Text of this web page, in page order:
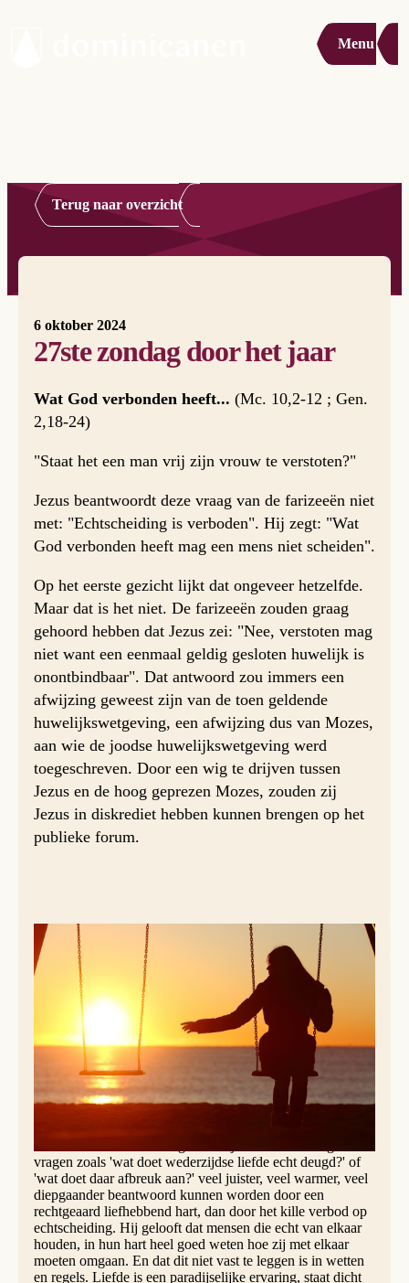
Menu
Terug naar overzicht
6 oktober 2024
27ste zondag door het jaar
Wat God verbonden heeft... (Mc. 10,2-12 ; Gen.
2,18-24)
"Staat het een man vrij zijn vrouw te verstoten?"
Jezus beantwoordt deze vraag van de farizeeën niet
met: "Echtscheiding is verboden". Hij zegt: "Wat
God verbonden heeft mag een mens niet scheiden".
Op het eerste gezicht lijkt dat ongeveer hetzelfde.
Maar dat is het niet. De farizeeën zouden graag
gehoord hebben dat Jezus zei: "Nee, verstoten mag
niet want een eenmaal geldig gesloten huwelijk is
onontbindbaar". Dat antwoord zou immers een
afwijzing geweest zijn van de toen geldende
huwelijkswetgeving, een afwijzing dus van Mozes,
aan wie de joodse huwelijkswetgeving werd
toegeschreven. Door een wig te drijven tussen
Jezus en de hoog geprezen Mozes, zouden zij
Jezus in diskrediet hebben kunnen brengen op het
publieke forum.
Maar Jezus begeeft zich niet op het pad van de wet. Wat er
omgaat in je hart is iets heel anders. Jezus was verstandig
genoeg om te weten dat wettelijke regelingen (ook inzake
huwelijk en scheiding) noodzakelijk zijn om in de
samenleving orde op zaken te stellen, om het verkeer
tussen mensen ordelijk te laten verlopen, om de een te
beschermen tegen de willekeur van de ander.
Waar het Jezus in de eerste plaats om gaat is liefde. Liefde
vragen zoals 'wat doet wederzijdse liefde echt deugd?' of
'wat doet daar afbreuk aan?' veel juister, veel warmer, veel
diepgaander beantwoord kunnen worden door een
rechtgeaard liefhebbend hart, dan door het kille verbod op
echtscheiding. Hij gelooft dat mensen die echt van elkaar
houden, in hun hart heel goed weten hoe zij met elkaar
moeten omgaan. En dat dit niet vast te leggen is in wetten
en regels. Liefde is een paradijselijke ervaring, staat dicht